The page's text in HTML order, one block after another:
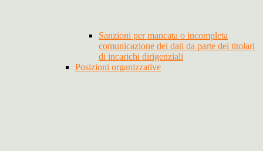
Sanzioni per mancata o incompleta
comunicazione dei dati da parte dei titolari
di incarichi dirigenziali
Posizioni organizzative